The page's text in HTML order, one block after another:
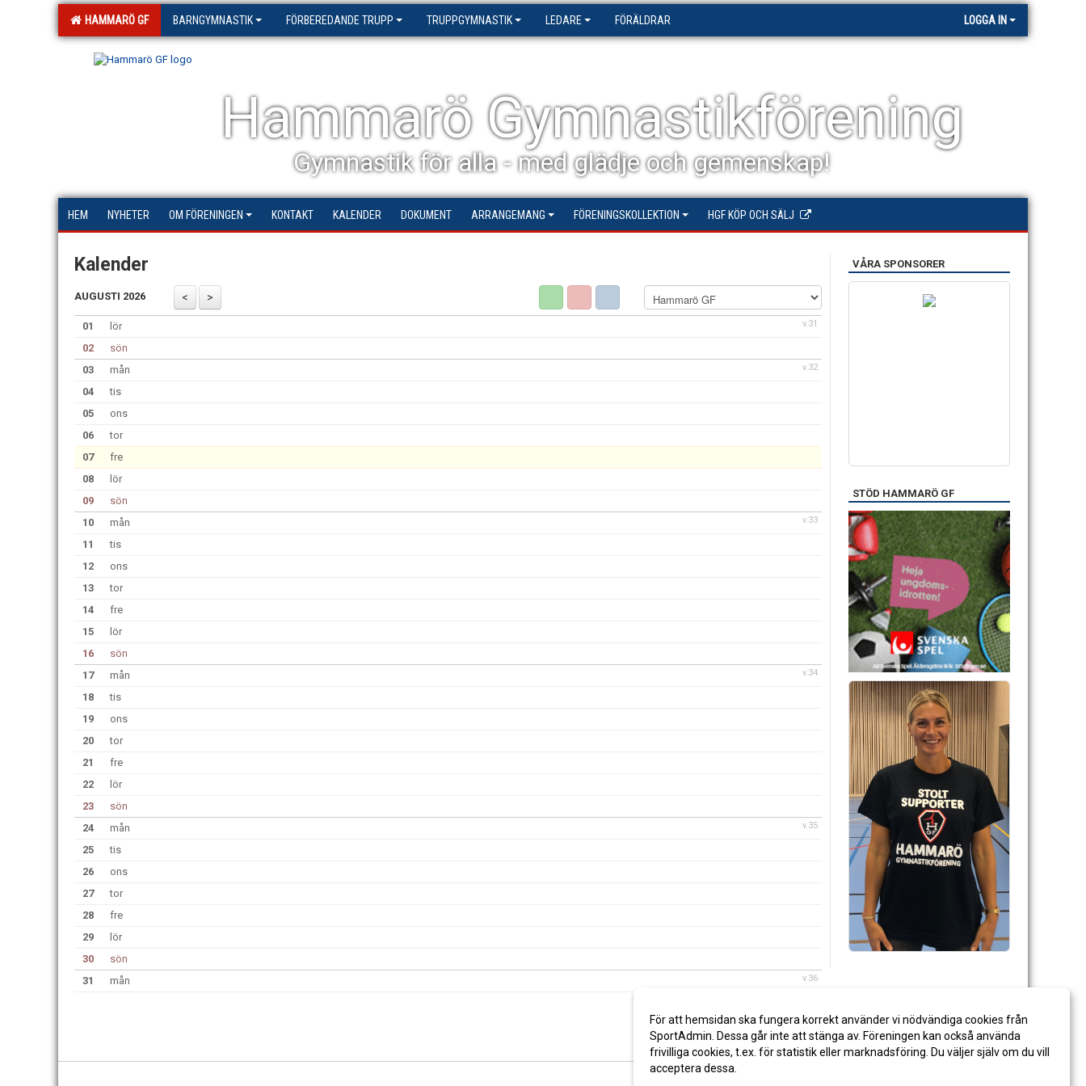
HAMMARÖ GF BARNGYMNASTIK FÖRBEREDANDE TRUPP TRUPPGYMNASTIK LEDARE FÖRÄLDRAR LOGGA IN
Hammarö Gymnastikförening
Gymnastik för alla - med glädje och gemenskap!
HEM NYHETER OM FÖRENINGEN KONTAKT KALENDER DOKUMENT ARRANGEMANG FÖRENINGSKOLLEKTION HGF KÖP OCH SÄLJ
Kalender
AUGUSTI 2026
v.31
01
lör
02
sön
v.32
03
mån
04
tis
05
ons
06
tor
07
fre
08
lör
09
sön
v.33
10
mån
11
tis
12
ons
13
tor
14
fre
15
lör
16
sön
v.34
17
mån
18
tis
19
ons
20
tor
21
fre
22
lör
23
sön
v.35
24
mån
25
tis
26
ons
27
tor
28
fre
29
lör
30
sön
v.36
31 mån
VÅRA SPONSORER
STÖD HAMMARÖ GF
För att hemsidan ska fungera korrekt använder vi nödvändiga cookies från
SportAdmin. Dessa går inte att stänga av. Föreningen kan också använda
frivilliga cookies, t.ex. för statistik eller marknadsföring. Du väljer själv om du vill
acceptera dessa.